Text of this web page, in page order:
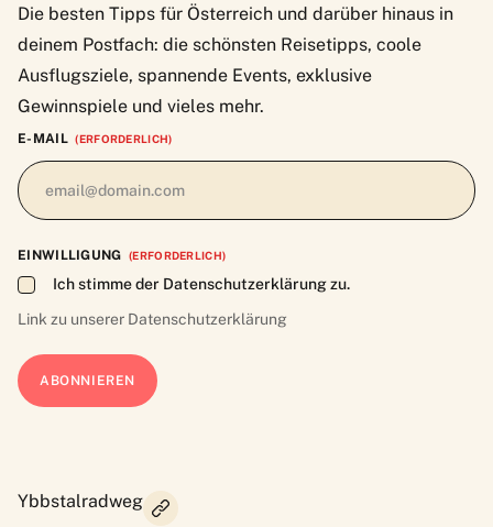
Die besten Tipps für Österreich und darüber hinaus in
deinem Postfach: die schönsten Reisetipps, coole
Ausflugsziele, spannende Events, exklusive
Gewinnspiele und vieles mehr.
E-MAIL (ERFORDERLICH)
EINWILLIGUNG (ERFORDERLICH)
Ich stimme der Datenschutzerklärung zu.
Link zu unserer Datenschutzerklärung
Ybbstalradweg